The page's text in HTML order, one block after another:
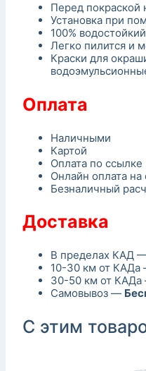
Перед покраской
Установка при
100% водостойкий
Легко пилится и
Краски для
Оплата
Наличными
Картой
Оплата по ссылке
Онлайн оплата на
Безналичный
Доставка
В пределах КАД
10-30 км от
30-50 км от
Самовывоз —
С этим